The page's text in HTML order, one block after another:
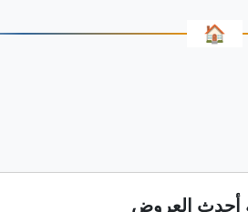
🏠
أحدث العروض